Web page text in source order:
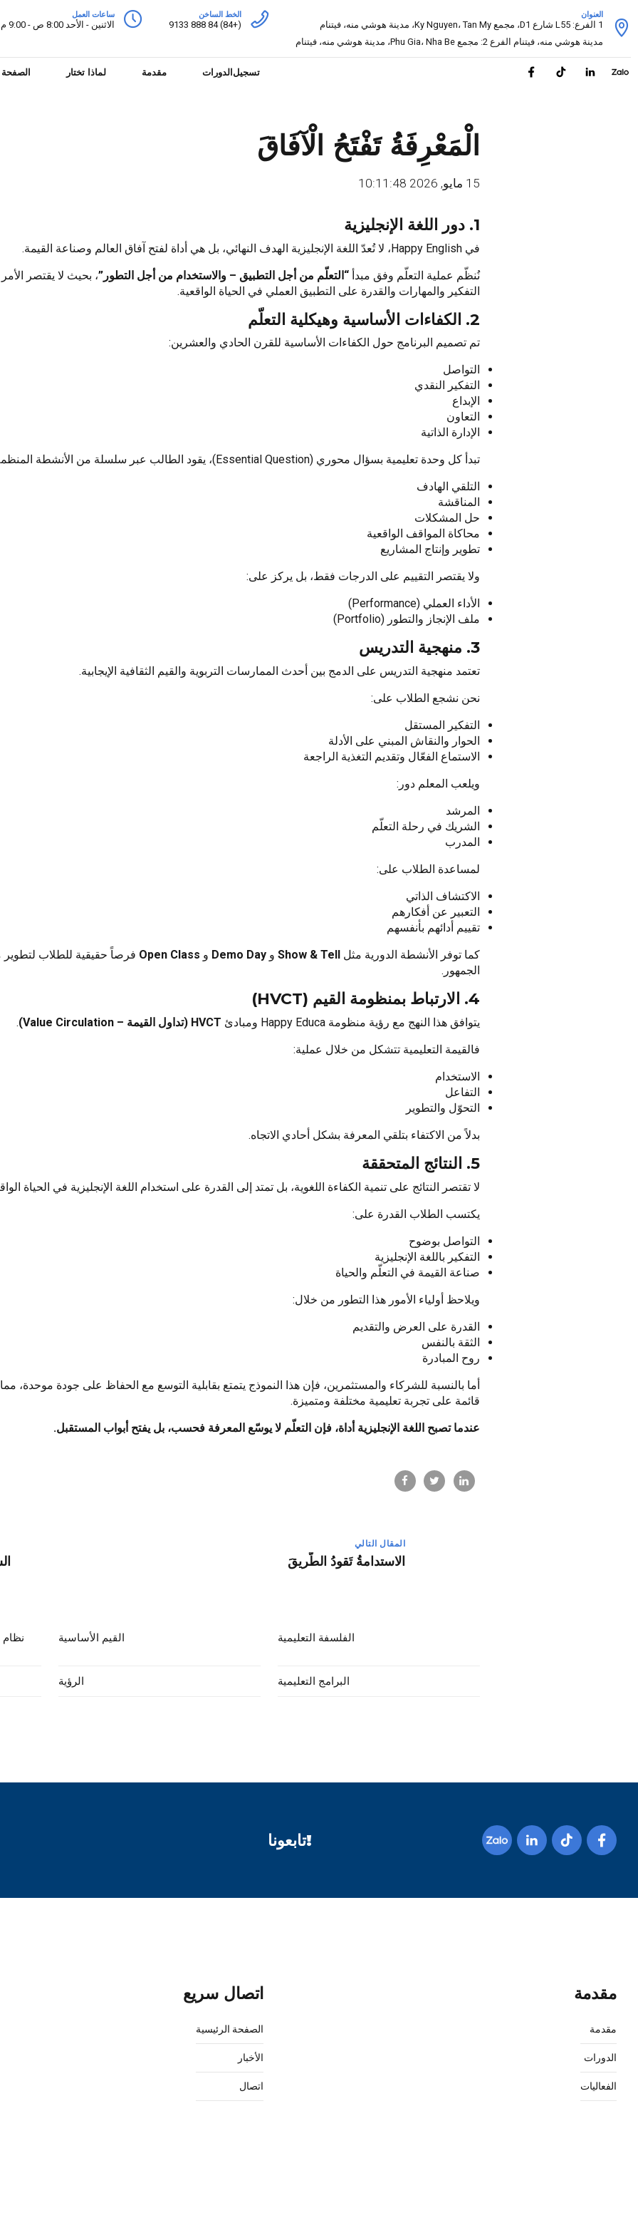
ساعات العمل
الاثنين - الأحد 8:00 ص - 9:00 م
الخط الساخن
(+84) 84 888 9133
العنوان
1 الفرع: L55 شارع D1، مجمع Ky Nguyen، Tan My، مدينة هوشي منه، فيتنام
مدينة هوشي منه، فيتنام الفرع 2: مجمع Phu Gia، Nha Be، مدينة هوشي منه، فيتنام
الصفحة لماذا تختار مقدمة الدوراتتسجيل
الْمَعْرِفَةُ تَفْتَحُ الْآفَاقَ
15 مايو, 2026 10:11:48
1. دور اللغة الإنجليزية
في Happy English، لا تُعدّ اللغة الإنجليزية الهدف النهائي، بل هي أداة لفتح آفاق العالم وصناعة القيمة.
نُنظّم عملية التعلّم وفق مبدأ “التعلّم من أجل التطبيق – والاستخدام من أجل التطور”، بحيث لا يقتصر
التفكير والمهارات والقدرة على التطبيق العملي في الحياة الواقعية.
2. الكفاءات الأساسية وهيكلية التعلّم
تم تصميم البرنامج حول الكفاءات الأساسية للقرن الحادي والعشرين:
التواصل
التفكير النقدي
الإبداع
التعاون
الإدارة الذاتية
تبدأ كل وحدة تعليمية بسؤال محوري (Essential Question)، يقود الطالب عبر سلسلة من الأنشطة المنظمة:
التلقي الهادف
المناقشة
حل المشكلات
محاكاة المواقف الواقعية
تطوير وإنتاج المشاريع
ولا يقتصر التقييم على الدرجات فقط، بل يركز على:
الأداء العملي (Performance)
ملف الإنجاز والتطور (Portfolio)
3. منهجية التدريس
تعتمد منهجية التدريس على الدمج بين أحدث الممارسات التربوية والقيم الثقافية الإيجابية.
نحن نشجع الطلاب على:
التفكير المستقل
الحوار والنقاش المبني على الأدلة
الاستماع الفعّال وتقديم التغذية الراجعة
ويلعب المعلم دور:
المرشد
الشريك في رحلة التعلّم
المدرب
لمساعدة الطلاب على:
الاكتشاف الذاتي
التعبير عن أفكارهم
تقييم أدائهم بأنفسهم
كما توفر الأنشطة الدورية مثل
Show & Tell و Demo Day و Open Class فرصاً حقيقية للطلاب
الجمهور.
4. الارتباط بمنظومة القيم (HVCT)
يتوافق هذا النهج مع رؤية منظومة Happy Educa ومبادئ HVCT (تداول القيمة – Value Circulation)
.
فالقيمة التعليمية تتشكل من خلال عملية:
الاستخدام
التفاعل
التحوّل والتطوير
بدلاً من الاكتفاء بتلقي المعرفة بشكل أحادي الاتجاه.
5. النتائج المتحققة
لا تقتصر النتائج على تنمية الكفاءة اللغوية، بل تمتد إلى القدرة على استخدام اللغة الإنجليزية في الحياة
يكتسب الطلاب القدرة على:
التواصل بوضوح
التفكير باللغة الإنجليزية
صناعة القيمة في التعلّم والحياة
ويلاحظ أولياء الأمور هذا التطور من خلال:
القدرة على العرض والتقديم
الثقة بالنفس
روح المبادرة
أما بالنسبة للشركاء والمستثمرين، فإن هذا النموذج يتمتع بقابلية التوسع مع الحفاظ على جودة موحدة،
قائمة على تجربة تعليمية مختلفة ومتميزة.
عندما تصبح اللغة الإنجليزية أداة، فإن التعلّم لا يوسّع المعرفة فحسب، بل يفتح أبواب المستقبل.
المقال التالي
الاستدامةُ تَقودُ الطَّريقَ
نظام القيم الأساسية الفلسفة التعليمية
الرؤية البرامج التعليمية
تابعونا!
اتصال سريع
الصفحة الرئيسية
الأخبار
اتصال
مقدمة
مقدمة
الدورات
الفعاليات